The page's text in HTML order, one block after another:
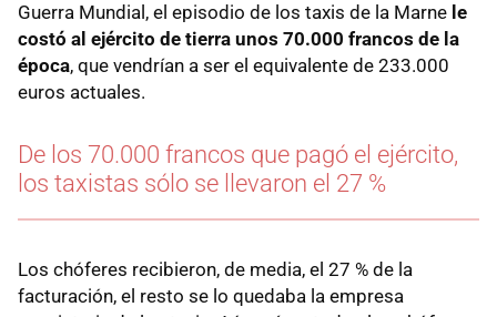
Guerra Mundial, el episodio de los taxis de la Marne le
costó al ejército de tierra unos 70.000 francos de la
época, que vendrían a ser el equivalente de 233.000
euros actuales.
De los 70.000 francos que pagó el ejército,
los taxistas sólo se llevaron el 27 %
Los chóferes recibieron, de media, el 27 % de la
facturación, el resto se lo quedaba la empresa